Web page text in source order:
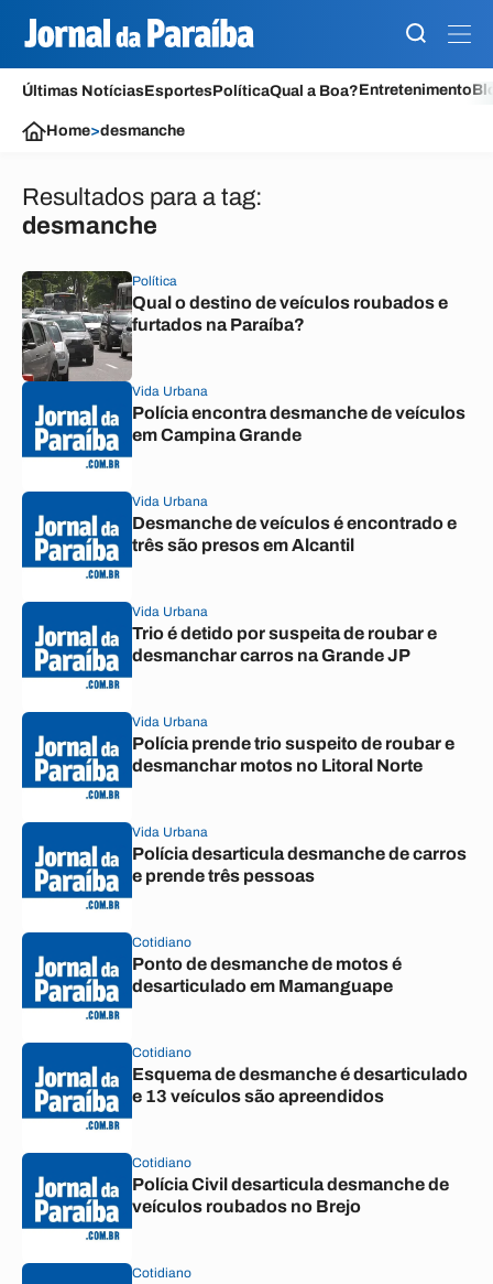
Últimas NotíciasEsportesPolíticaQual a Boa?Entretenimento
Home>desmanche
Resultados para a tag:
desmanche
Política
Qual o destino de veículos roubados e
furtados na Paraíba?
Vida Urbana
Polícia encontra desmanche de veículos
em Campina Grande
Vida Urbana
Desmanche de veículos é encontrado e
três são presos em Alcantil
Vida Urbana
Trio é detido por suspeita de roubar e
desmanchar carros na Grande JP
Vida Urbana
Polícia prende trio suspeito de roubar e
desmanchar motos no Litoral Norte
Vida Urbana
Polícia desarticula desmanche de carros
e prende três pessoas
Cotidiano
Ponto de desmanche de motos é
desarticulado em Mamanguape
Cotidiano
Esquema de desmanche é desarticulado
e 13 veículos são apreendidos
Cotidiano
Polícia Civil desarticula desmanche de
veículos roubados no Brejo
Cotidiano